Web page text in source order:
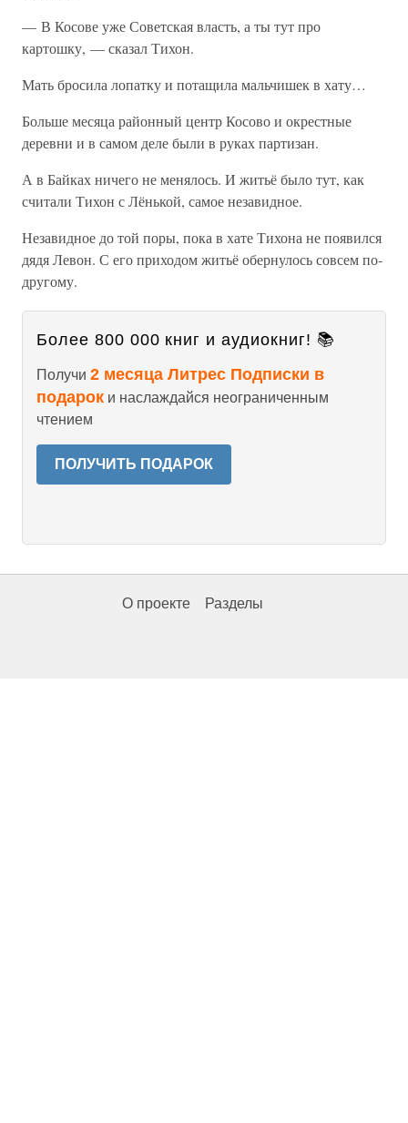
— В Косове уже Советская власть, а ты тут про
картошку, — сказал Тихон.
Мать бросила лопатку и потащила мальчишек в хату…
Больше месяца районный центр Косово и окрестные
деревни и в самом деле были в руках партизан.
А в Байках ничего не менялось. И житьё было тут, как
считали Тихон с Лёнькой, самое незавидное.
Незавидное до той поры, пока в хате Тихона не появился
дядя Левон. С его приходом житьё обернулось совсем по-
другому.
Более 800 000 книг и аудиокниг! 📚
Получи 2 месяца Литрес Подписки в
подарок и наслаждайся неограниченным
чтением
ПОЛУЧИТЬ ПОДАРОК
О проекте Разделы